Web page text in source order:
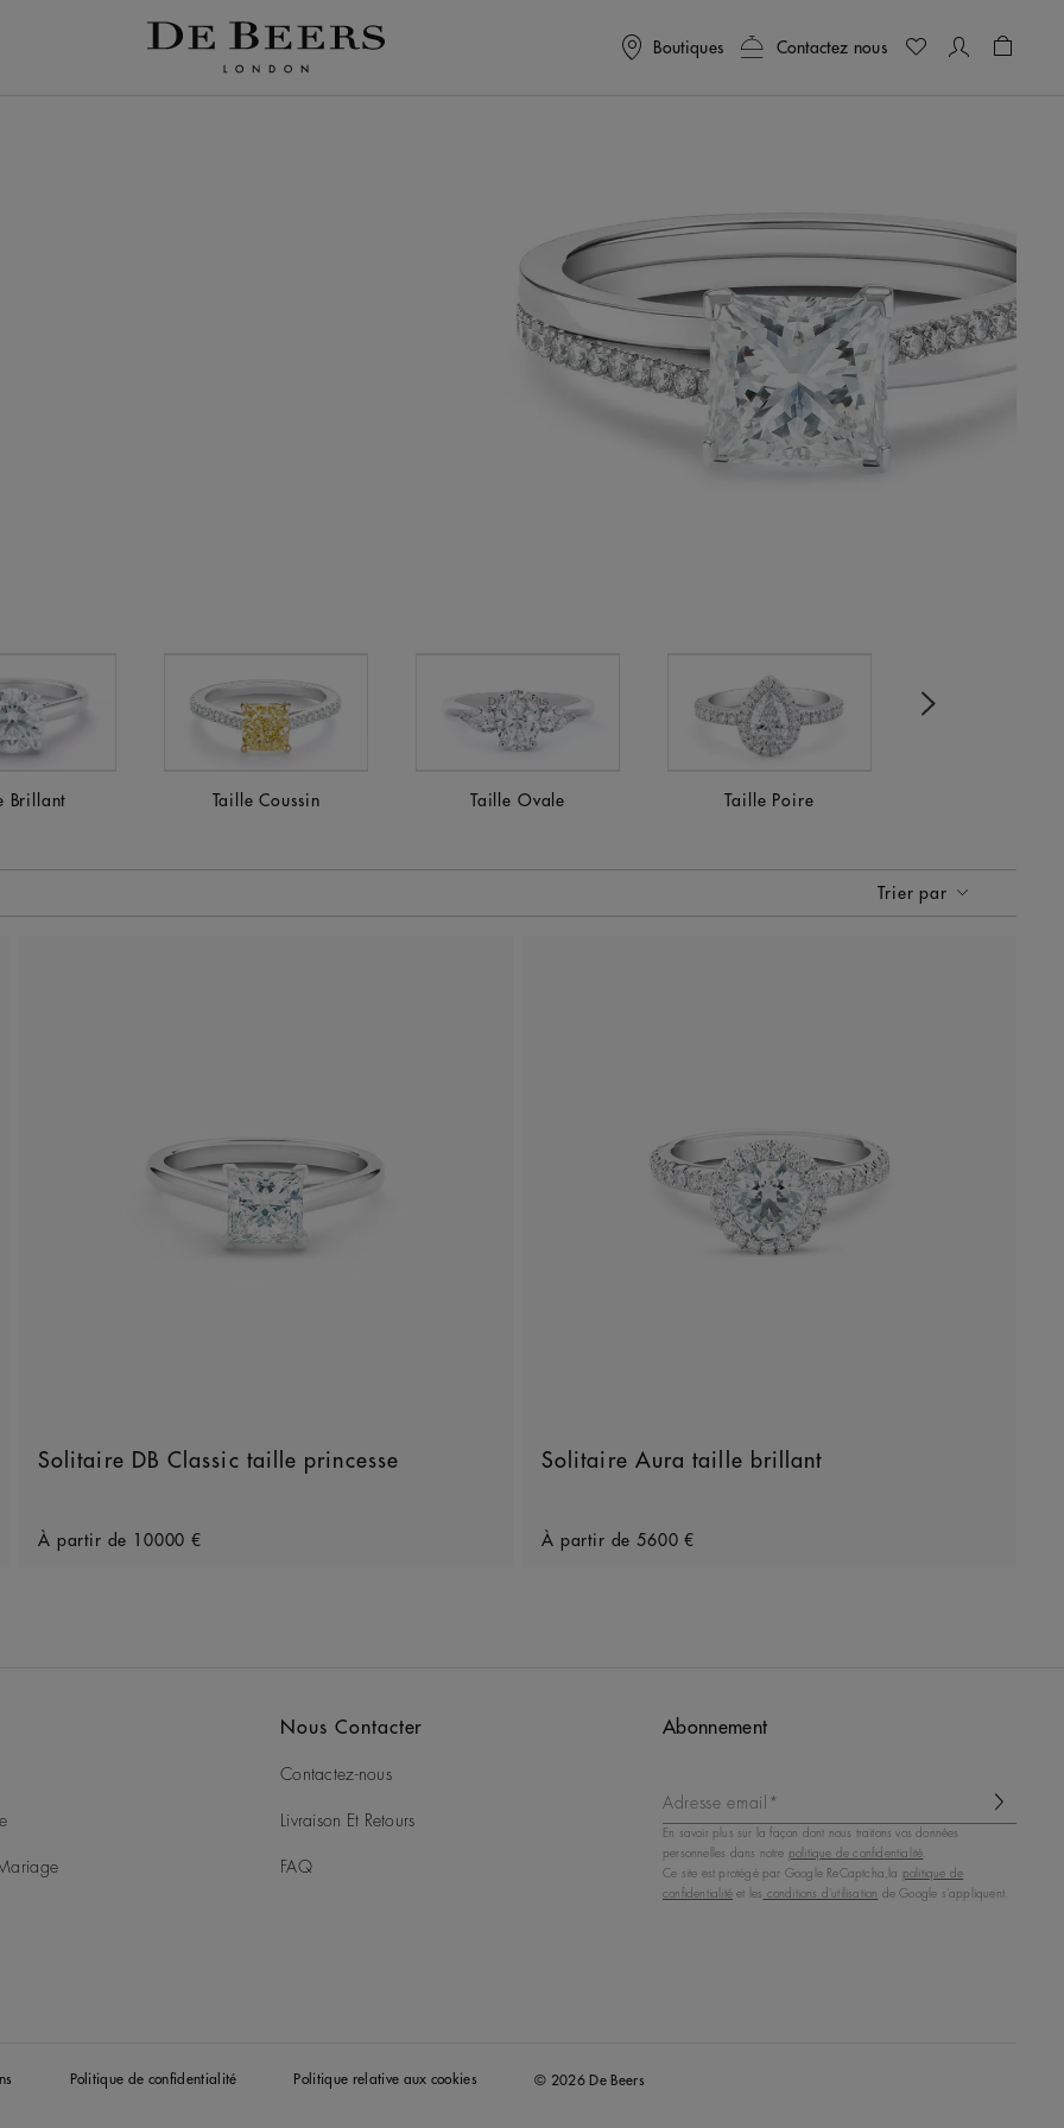
Boutiques Contactez nous
Brillant Taille Coussin Taille Ovale Taille Poire
Trier par
Trier par
Solitaire DB Classic taille princesse
À partir de 10000 €
Solitaire Aura taille brillant
À partir de 5600 €
Nous Contacter
Contactez-nous
Livraison Et Retours
FAQ
Abonnement
Adresse email*
En savoir plus sur la façon dont nous traitons vos données
personnelles dans notre politique de confidentialité.
Ce site est protégé par Google ReCaptcha,la politique de
confidentialité et les conditions d'utilisation de Google s'appliquent.
Politique de confidentialité Politique relative aux cookies © 2026 De Beers